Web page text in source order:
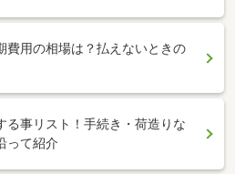
費用の相場は？払えないときの
る事リスト！手続き・荷造りな
って紹介